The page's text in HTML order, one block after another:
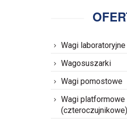
Wagi laboratoryjne
Wagosuszarki
Wagi pomostowe
Wagi platformowe
(czteroczujnikowe)